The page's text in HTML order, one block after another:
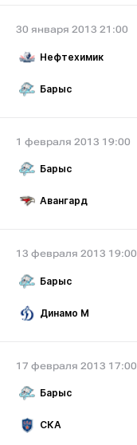
30 января 2013 21:00
Нефтехимик
Барыс
1 февраля 2013 19:00
Барыс
Авангард
13 февраля 2013 19:00
Барыс
Динамо М
17 февраля 2013 17:00
Барыс
СКА